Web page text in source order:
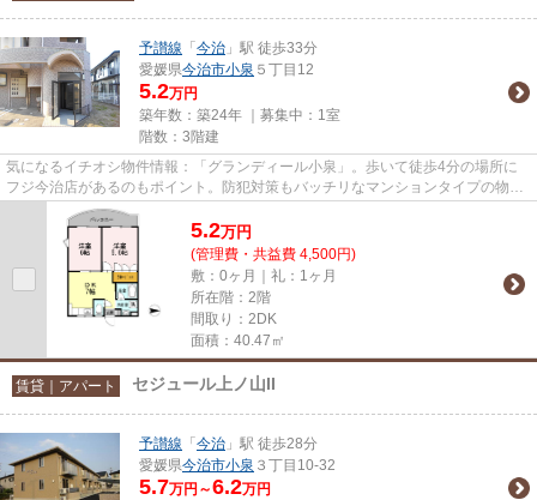
予讃線 「 今治 」駅 徒歩33分
愛媛県今治市小泉 ５丁目12
5.2万円
築年数：築24年 ｜募集中： 1室
階数：3階建
気になるイチオシ物件情報：「グランディール小泉」。歩いて徒歩4分の場所に
フジ今治店があるのもポイント。防犯対策もバッチリなマンションタイプの物件
です。居植住がおすすめする物...
5.2万円
(管理費・共益費 4,500円)
敷：0ヶ月｜礼：1ヶ月
所在階：2階
間取り：2DK
面積：40.47㎡
賃貸｜アパート セジュール上ノ山II
予讃線 「 今治 」駅 徒歩28分
愛媛県今治市小泉 ３丁目10-32
5.7万円～6.2万円